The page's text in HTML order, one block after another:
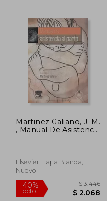
dcto. $ 1.973
Martinez Galiano, J. M.
, Manual De Asistencia
Elsevier, Tapa Blanda,
Nuevo